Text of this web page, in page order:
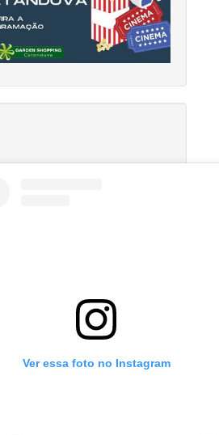
Ver essa foto no Instagram